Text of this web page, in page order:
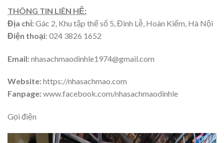
THÔNG TIN LIÊN HỆ:
Địa chỉ:Gác 2, Khu tập thể số 5, Đinh Lễ, Hoàn Kiếm, Hà Nội
Điện thoại: 024 3826 1652
Email:nhasachmaodinhle1974@gmail.com
Website:https://nhasachmao.com
Fanpage:www.facebook.com/nhasachmaodinhle
Gọi điện